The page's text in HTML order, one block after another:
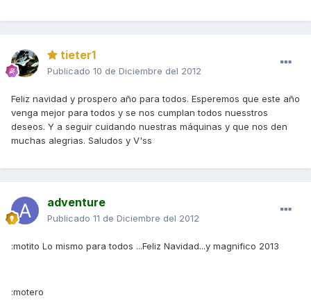
tieter1
Publicado 10 de Diciembre del 2012
Feliz navidad y prospero año para todos. Esperemos que este año
venga mejor para todos y se nos cumplan todos nuesstros
deseos. Y a seguir cuidando nuestras máquinas y que nos den
muchas alegrias. Saludos y V'ss
adventure
Publicado 11 de Diciembre del 2012
:motito Lo mismo para todos ...Feliz Navidad...y magnifico 2013
:motero